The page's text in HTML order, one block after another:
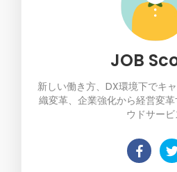
JOB
新しい働き方、DX環境下でキ
織変革、企業強化から経営変
ウドサービ